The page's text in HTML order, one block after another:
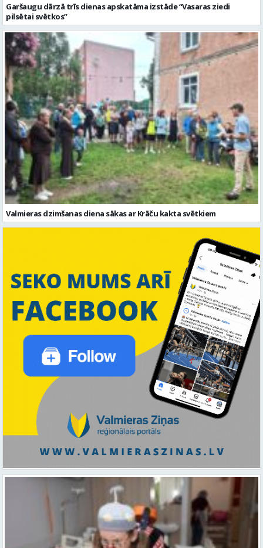
Garšaugu dārzā trīs dienas apskatāma izstāde “Vasaras ziedi
pilsētai svētkos”
Valmieras dzimšanas diena sākas ar Krāču kakta svētkiem